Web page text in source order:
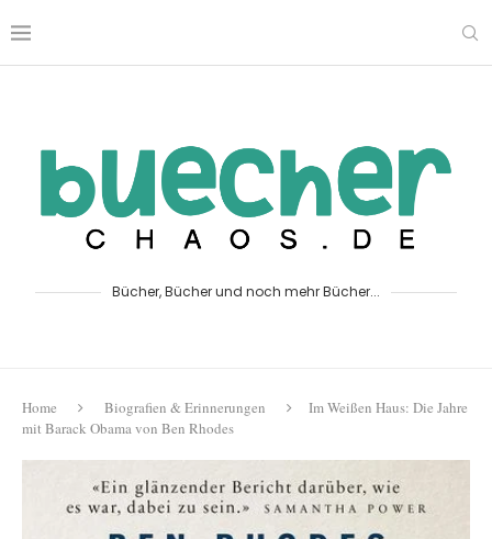
Bücher, Bücher und noch mehr Bücher...
Home Biografien & Erinnerungen
Im Weißen Haus: Die Jahre
mit Barack Obama von Ben Rhodes